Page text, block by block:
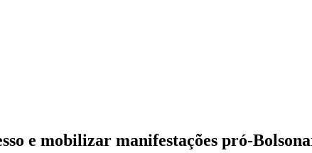
e mobilizar manifestações pró-